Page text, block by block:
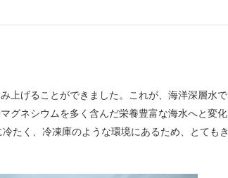
上げることができました。これが、海洋深層水で
グネシウムを多く含んだ栄養豊富な海水へと変化
たく、冷凍庫のような環境にあるため、とてもき